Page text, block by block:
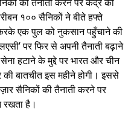
१०० सैनिकों ने बीते हफ्ते
करके एक पुल को नुकसान पहुँचाने की
पर फिर से अपनी तैनाती बढ़ाने
हटाने के मुद्दे पर भारत और चीन
बातचीत इस महीने होगी। इससे
सैनिकों की तैनाती करने पर
रखता है।